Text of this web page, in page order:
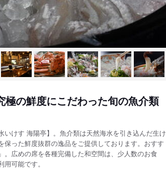
の鮮度にこだわった旬の魚介類
けす 海陽亭】。魚介類は天然海水を引き込んだ生け
った鮮度抜群の逸品をご提供しております。おすす
広めの席を各種完備した和空間は、少人数のお食
可能です。